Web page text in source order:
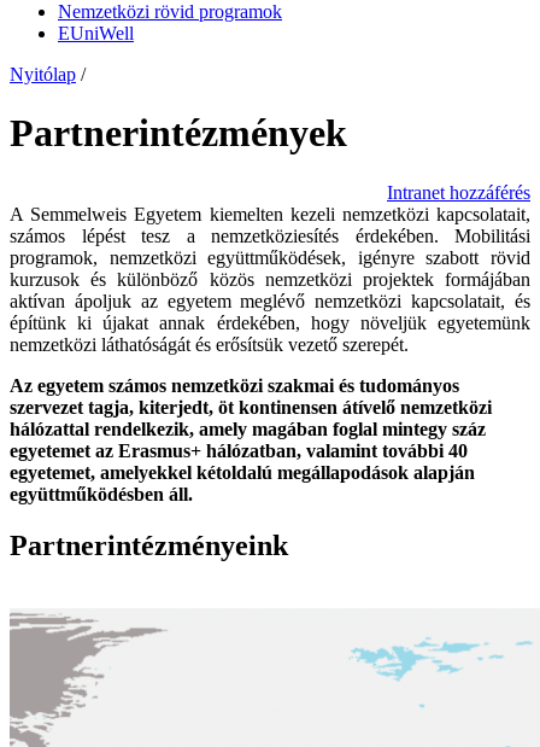
Nemzetközi rövid programok
EUniWell
Nyitólap /
Partnerintézmények
Intranet hozzáférés
A Semmelweis Egyetem kiemelten kezeli nemzetközi kapcsolatait,
számos lépést tesz a nemzetköziesítés érdekében. Mobilitási
programok, nemzetközi együttműködések, igényre szabott rövid
kurzusok és különböző közös nemzetközi projektek formájában
aktívan ápoljuk az egyetem meglévő nemzetközi kapcsolatait, és
építünk ki újakat annak érdekében, hogy növeljük egyetemünk
nemzetközi láthatóságát és erősítsük vezető szerepét.
Az egyetem számos nemzetközi szakmai és tudományos
szervezet tagja, kiterjedt, öt kontinensen átívelő nemzetközi
hálózattal rendelkezik, amely magában foglal mintegy száz
egyetemet az Erasmus+ hálózatban, valamint további 40
egyetemet, amelyekkel kétoldalú megállapodások alapján
együttműködésben áll.
Partnerintézményeink